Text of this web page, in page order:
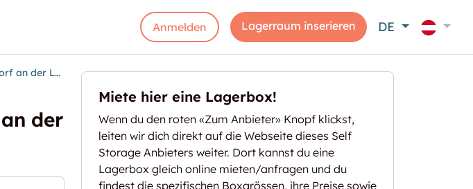
Anmelden Lagerraum inserieren DE
Lager zu vermieten in Trautmannsdorf an der Leitha
der
Miete hier eine Lagerbox!
Wenn du den roten «Zum Anbieter» Knopf klickst,
leiten wir dich direkt auf die Webseite dieses Self
Storage Anbieters weiter. Dort kannst du eine
Lagerbox gleich online mieten/anfragen und du
findest die spezifischen Boxgrössen, ihre Preise sowie